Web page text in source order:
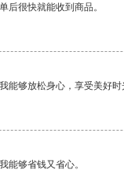
后很快就能收到商品。
能够放松身心，享受美好时
能够省钱又省心。